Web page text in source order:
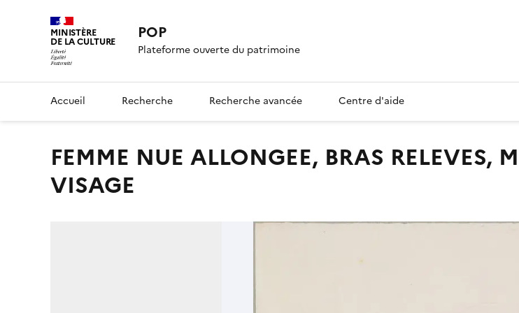
MINISTÈRE
DE LA CULTURE POP
Plateforme ouverte du patrimoine
Accueil Recherche Recherche avancée Centre d'aide
FEMME NUE ALLONGEE, BRAS RELEVES, MAIN SUR LE
VISAGE